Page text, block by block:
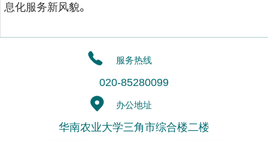
息化服务新风貌。
服务热线
020-85280099
办公地址
华南农业大学三角市综合楼二楼